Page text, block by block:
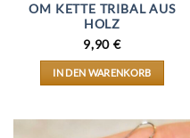
OM KETTE TRIBAL AUS
HOLZ
9,90€
IN DEN WARENKORB